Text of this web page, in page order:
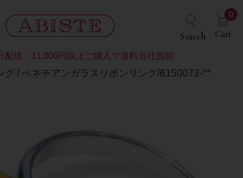
Search Cart
0
配送・11,000円以上ご購入で送料当社負担
グ ベネチアンガラスリボンリング/6150073-**